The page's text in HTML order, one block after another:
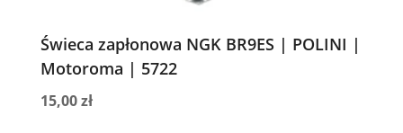
Świeca zapłonowa NGK BR9ES | POLINI |
Motoroma | 5722
15,00zł